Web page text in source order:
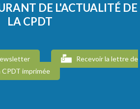
DE L'ACTUALITÉ DE
LA CPDT
Recevoir la lettre de
CPDT imprimée